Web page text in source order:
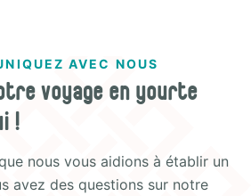
AVEC NOUS
voyage en yourte
!
nous vous aidions à établir un
avez des questions sur notre